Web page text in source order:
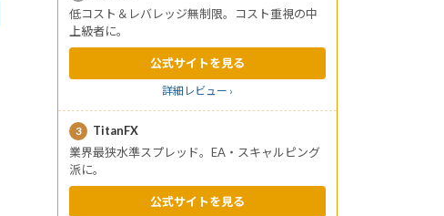
低コスト＆レバレッジ無制限。コスト重視の中
上級者に。
公式サイトを見る
詳細レビュー ›
3
TitanFX
業界最狭水準スプレッド。EA・スキャルピング
派に。
公式サイトを見る